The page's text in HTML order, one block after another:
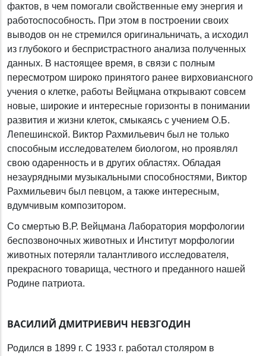
фактов, в чем помогали свойственные ему энергия и
работоспособность. При этом в построении своих
выводов он не стремился оригинальничать, а исходил
из глубокого и беспристрастного анализа полученных
данных. В настоящее время, в связи с полным
пересмотром широко принятого ранее вирховиансного
учения о клетке, работы Вейцмана открывают совсем
новые, широкие и интересные горизонты в понимании
развития и жизни клеток, смыкаясь с учением О.Б.
Лепешинской. Виктор Рахмильевич был не только
способным исследователем биологом, но проявлял
свою одаренность и в других областях. Обладая
незаурядными музыкальными способностями, Виктор
Рахмильевич был певцом, а также интересным,
вдумчивым композитором.
Со смертью В.Р. Вейцмана Лаборатория морфологии
беспозвоночных животных и Институт морфологии
животных потеряли талантливого исследователя,
прекрасного товарища, честного и преданного нашей
Родине патриота.
ВАСИЛИЙ ДМИТРИЕВИЧ НЕВЗГОДИН
Родился в 1899 г. С 1933 г. работал столяром в